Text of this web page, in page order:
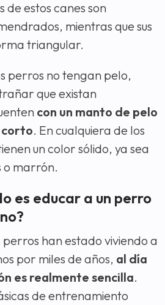
de estos canes son
mientras que sus
triangular.
perros no tengan pelo,
que existan
con un manto de pelo
. En cualquiera de los
un color sólido, ya sea
o marrón.
es educar a un perro
perros han estado viviendo a
por miles de años, al día
es realmente sencilla.
de entrenamiento